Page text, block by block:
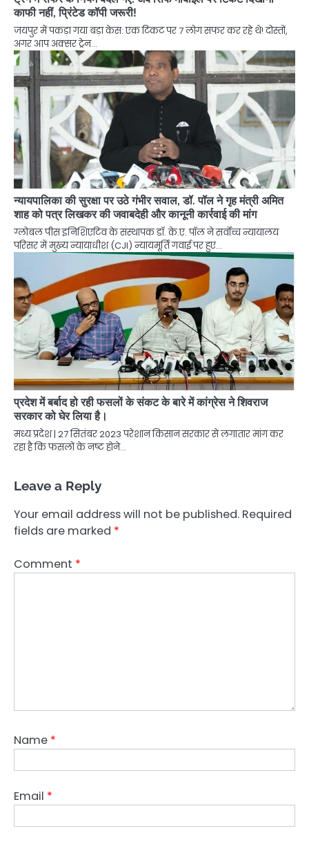
काफी नहीं, प्रिंटेड कॉपी जरूरी!
जयपुर में पकड़ा गया बड़ा केस: एक टिकट पर 7 लोग सफर कर रहे थे! दोस्तों,
अगर आप अक्सर ट्रेन…
न्यायपालिका की सुरक्षा पर उठे गंभीर सवाल, डॉ. पॉल ने गृह मंत्री अमित
शाह को पत्र लिखकर की जवाबदेही और कानूनी कार्रवाई की मांग
ग्लोबल पीस इनिशिएटिव के संस्थापक डॉ. के.ए. पॉल ने सर्वोच्च न्यायालय
परिसर में मुख्य न्यायाधीश (CJI) न्यायमूर्ति गवाई पर हुए…
प्रदेश में बर्बाद हो रही फसलों के संकट के बारे में कांग्रेस ने शिवराज
सरकार को घेर लिया है।
मध्य प्रदेश | 27 सितंबर 2023 परेशान किसान सरकार से लगातार मांग कर
रहा है कि फसलों के नष्ट होने…
Leave a Reply
Your email address will not be published. Required
fields are marked *
Comment *
Name *
Email *